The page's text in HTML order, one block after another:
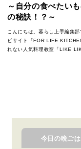
～自分の食べたい
の秘訣！？～
こんにちは。暮らし上手編集
ピサイト「FOR LIFE
れない人気料理教室「LIKE
今日の晩ご